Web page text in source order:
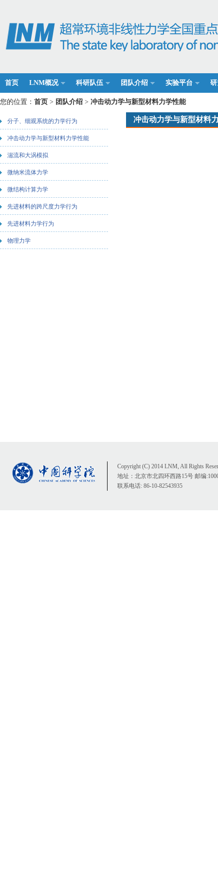
首页 LNM概况 科研队伍 团队介绍 实验平台
您的位置： 首页 > 团队介绍 > 冲击动力学与新型材料力学性能
分子、细观系统的力学行为
冲击动力学与新型材料力学性能
湍流和大涡模拟
微纳米流体力学
微结构计算力学
先进材料的跨尺度力学行为
先进材料力学行为
物理力学
冲击动力学与新型材料
Copyright (C) 2014 LNM, All Rights
地址：北京市北四环西路15号 邮编
联系电话: 86-10-82543935